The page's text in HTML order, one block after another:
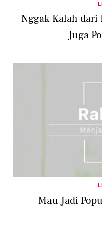
Nggak Kalah
Juga
Mau Jadi